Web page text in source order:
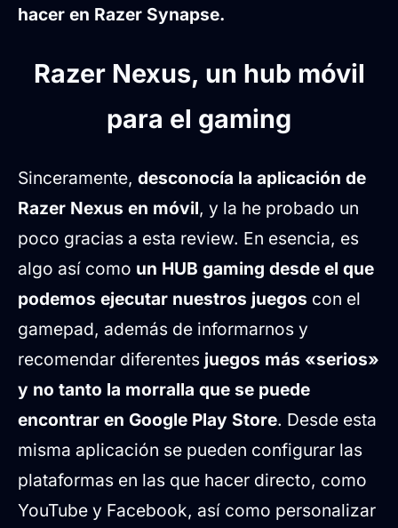
hacer en Razer Synapse.
Razer Nexus, un hub móvil
para el gaming
Sinceramente, desconocía la aplicación de
Razer Nexus en móvil, y la he probado un
poco gracias a esta review. En esencia, es
algo así como un HUB gaming desde el que
podemos ejecutar nuestros juegos con el
gamepad, además de informarnos y
recomendar diferentes juegos más «serios»
y no tanto la morralla que se puede
encontrar en Google Play Store. Desde esta
misma aplicación se pueden configurar las
plataformas en las que hacer directo, como
YouTube y Facebook, así como personalizar